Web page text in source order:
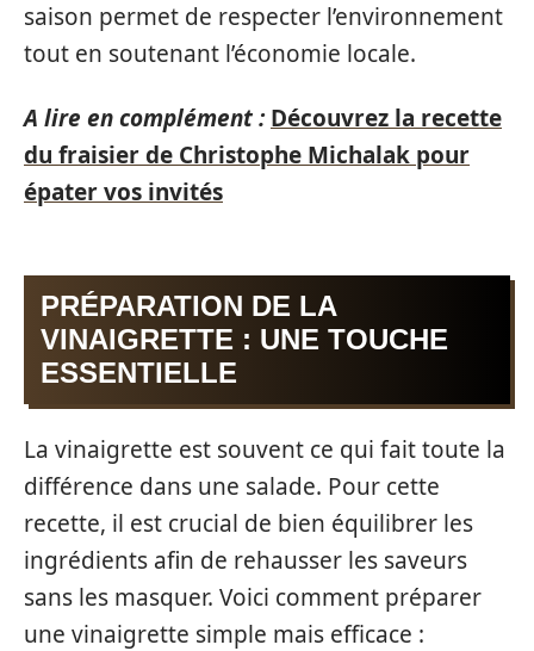
saison permet de respecter l’environnement
tout en soutenant l’économie locale.
A lire en complément : Découvrez la recette
du fraisier de Christophe Michalak pour
épater vos invités
PRÉPARATION DE LA
VINAIGRETTE : UNE TOUCHE
ESSENTIELLE
La vinaigrette est souvent ce qui fait toute la
différence dans une salade. Pour cette
recette, il est crucial de bien équilibrer les
ingrédients afin de rehausser les saveurs
sans les masquer. Voici comment préparer
une vinaigrette simple mais efficace :